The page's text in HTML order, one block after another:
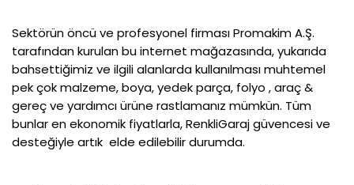
Sektörün öncü ve profesyonel firmasıPromakim A.Ş.
tarafından kurulan bu internet mağazasında, yukarıda
bahsettiğimiz ve ilgili alanlarda kullanılması muhtemel
pek çok malzeme, boya, yedek parça, folyo , araç &
gereç ve yardımcı ürüne rastlamanız mümkün. Tüm
bunlar en ekonomik fiyatlarla, RenkliGaraj güvencesi ve
desteğiyle artık elde edilebilir durumda.